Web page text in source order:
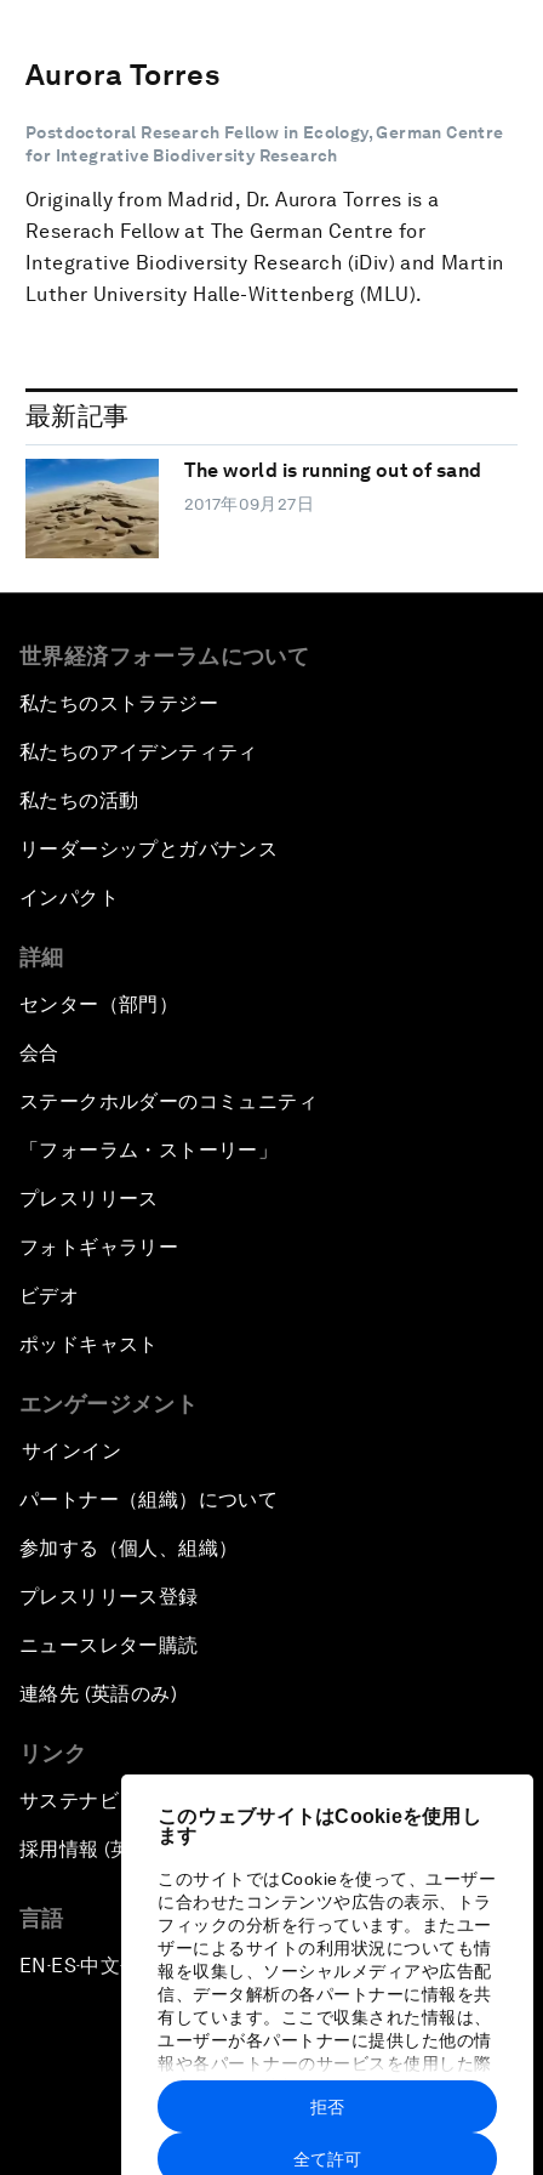
このウェブサイトはCookieを使用し
ます
このサイトではCookieを使って、ユーザー
に合わせたコンテンツや広告の表示、トラ
フィックの分析を行っています。またユー
ザーによるサイトの利用状況についても情
報を収集し、ソーシャルメディアや広告配
信、データ解析の各パートナーに情報を共
有しています。ここで収集された情報は、
ユーザーが各パートナーに提供した他の情
報や各パートナーのサービスを使用した際
に収集された情報と組み合わされ、各パー
トナーによって使用されることがありま
す。
全て許可
拒否
Aurora Torres
Postdoctoral Research Fellow in Ecology, German Centre
for Integrative Biodiversity Research
Originally from Madrid, Dr. Aurora Torres is a
Reserach Fellow at The German Centre for
Integrative Biodiversity Research (iDiv) and Martin
Luther University Halle-Wittenberg (MLU).
最新記事
The world is running out of sand
2017年09月27日
世界経済フォーラムについて
私たちのストラテジー
私たちのアイデンティティ
私たちの活動
リーダーシップとガバナンス
インパクト
詳細
センター（部門）
会合
ステークホルダーのコミュニティ
「フォーラム・ストーリー」
プレスリリース
フォトギャラリー
ビデオ
ポッドキャスト
エンゲージメント
サインイン
パートナー（組織）について
参加する（個人、組織）
プレスリリース登録
ニュースレター購読
連絡先 (英語のみ)
リンク
サステナビリティへの取り組み
採用情報 (英語のみ)
言語
EN ▪ES▪中文▪ 日本語
プライバシーポリシーと利用規約